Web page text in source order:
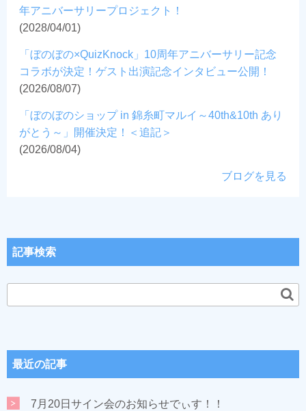
年アニバーサリープロジェクト！
(2028/04/01)
「ぼのぼの×QuizKnock」10周年アニバーサリー記念
コラボが決定！ゲスト出演記念インタビュー公開！
(2026/08/07)
「ぼのぼのショップ in 錦糸町マルイ～40th&10th あり
がとう～」開催決定！＜追記＞
(2026/08/04)
ブログを見る
記事検索
最近の記事
7月20日サイン会のお知らせでぃす！！